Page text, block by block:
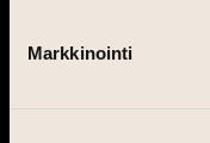
Markkinointi
Taiteen talon